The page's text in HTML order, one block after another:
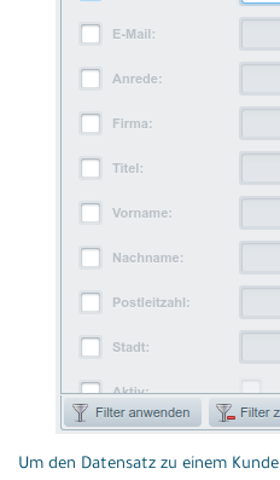
Um den Datensatz zu einem